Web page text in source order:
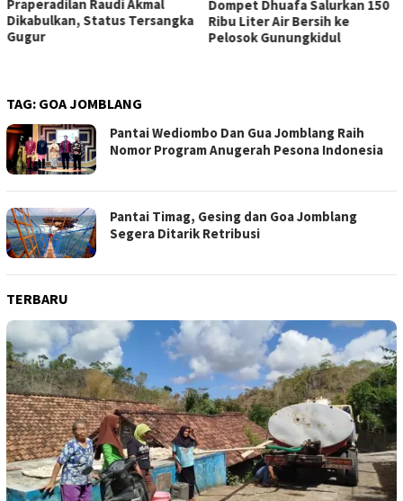
Praperadilan Raudi Akmal
Dikabulkan, Status Tersangka
Gugur
Dompet Dhuafa Salurkan 150
Ribu Liter Air Bersih ke
Pelosok Gunungkidul
TAG: GOA JOMBLANG
Pantai Wediombo Dan Gua Jomblang Raih
Nomor Program Anugerah Pesona Indonesia
Pantai Timag, Gesing dan Goa Jomblang
Segera Ditarik Retribusi
TERBARU